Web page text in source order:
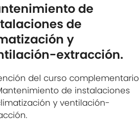
de
de
y
extracción.
del curso complementario
de instalaciones
y ventilación-